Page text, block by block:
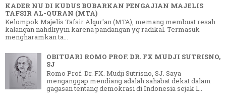
KADER NU DI KUDUS BUBARKAN PENGAJIAN MAJELIS
TAFSIR AL-QURAN (MTA)
Kelompok Majelis Tafsir Alqur'an (MTA), memang membuat resah
kalangan nahdliyyin karena pandangan yg radikal. Termasuk
mengharamkan ta...
OBITUARI ROMO PROF. DR. FX MUDJI SUTRISNO,
SJ
Romo Prof. Dr. FX. Mudji Sutrisno, SJ. Saya
menganggap mendiang adalah sahabat dekat dalam
gagasan tentang demokrasi di Indonesia sejak l...